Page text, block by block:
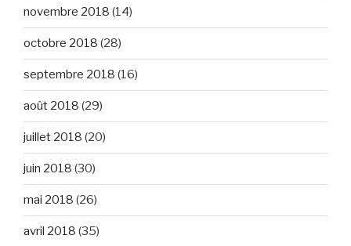
novembre 2018 (14)
octobre 2018 (28)
septembre 2018 (16)
août 2018 (29)
juillet 2018 (20)
juin 2018 (30)
mai 2018 (26)
avril 2018 (35)